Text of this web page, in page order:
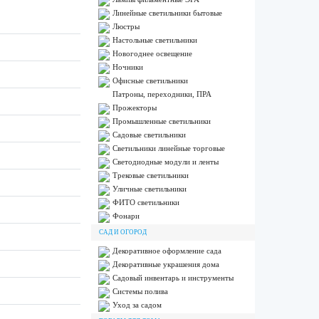
Линейные светильники бытовые
Люстры
Настольные светильники
Новогоднее освещение
Ночники
Офисные светильники
Патроны, переходники, ПРА
Прожекторы
Промышленные светильники
Садовые светильники
Светильники линейные торговые
Светодиодные модули и ленты
Трековые светильники
Уличные светильники
ФИТО светильники
Фонари
САД И ОГОРОД
Декоративное оформление сада
Декоративные украшения дома
Садовый инвентарь и инструменты
Системы полива
Уход за садом